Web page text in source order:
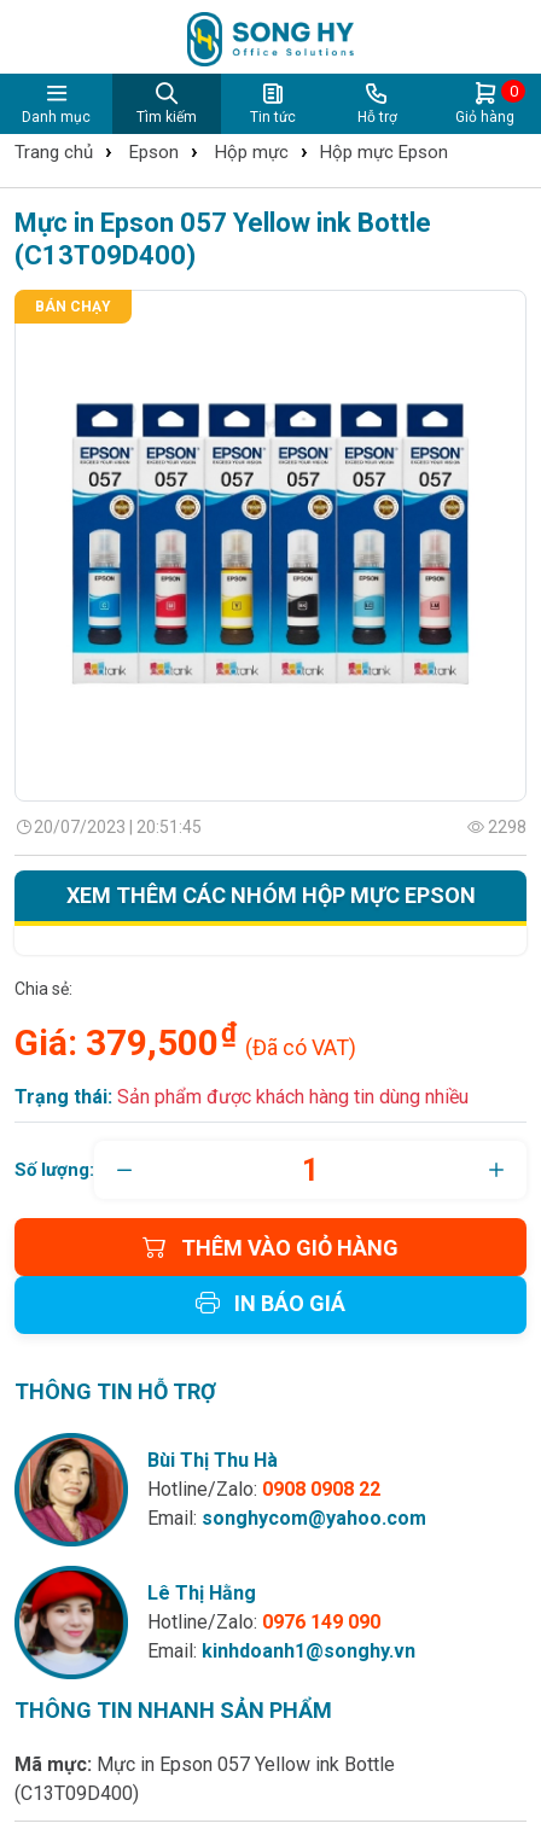
Danh mục Tìm kiếm Tin tức Hỗ trợ Giỏ hàng
0
Trang chủ › Epson › Hộp mực › Hộp mực Epson
Mực in Epson 057 Yellow ink Bottle
(C13T09D400)
BÁN CHẠY
20/07/2023 | 20:51:45 2298
XEM THÊM CÁC NHÓM HỘP MỰC EPSON
Chia sẻ:
Giá: 379,500₫ (Đã có VAT)
Trạng thái: Sản phẩm được khách hàng tin dùng nhiều
Số lượng:
THÊM VÀO GIỎ HÀNG
IN BÁO GIÁ
THÔNG TIN HỖ TRỢ
Bùi Thị Thu Hà
Hotline/Zalo: 0908 0908 22
Email: songhycom@yahoo.com
Lê Thị Hằng
Hotline/Zalo: 0976 149 090
Email: kinhdoanh1@songhy.vn
THÔNG TIN NHANH SẢN PHẨM
Mã mực: Mực in Epson 057 Yellow ink Bottle
(C13T09D400)